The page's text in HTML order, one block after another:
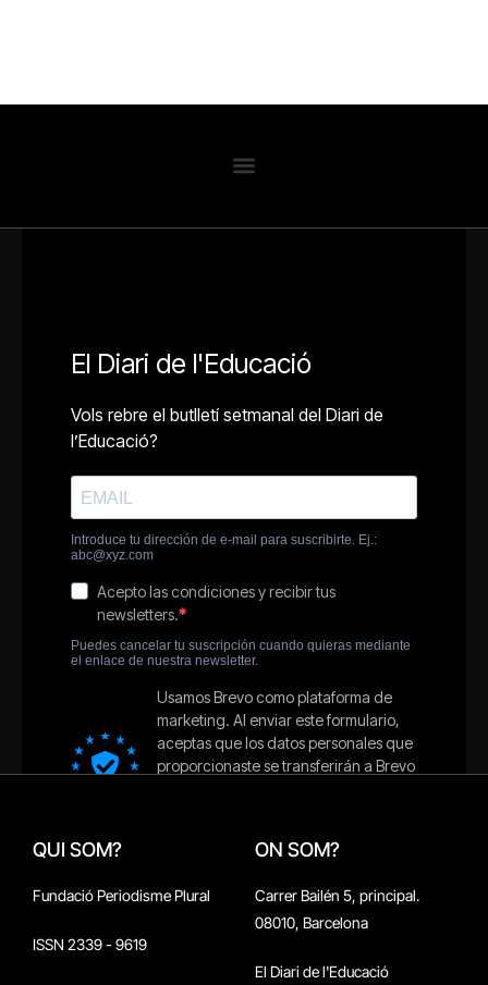
QUI SOM?
Fundació Periodisme Plural
ISSN 2339 - 9619
ON SOM?
Carrer Bailén 5, principal.
08010, Barcelona
El Diari de l'Educació